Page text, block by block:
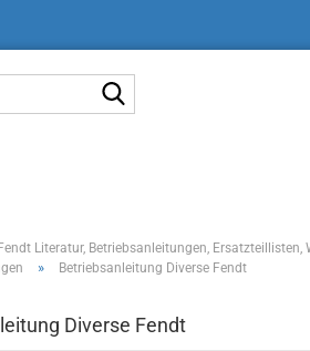
Fendt Literatur, Betriebsanleitungen,
» Betriebsanleitung Diverse Fendt
Diverse Fendt